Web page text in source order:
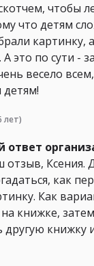
чтобы
что детям
картинку,
это по сути -
весело
лет)
отзыв, Ксения.
как
Как
книжке,
другую книжку